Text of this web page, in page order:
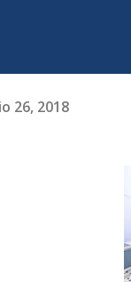
26, 2018